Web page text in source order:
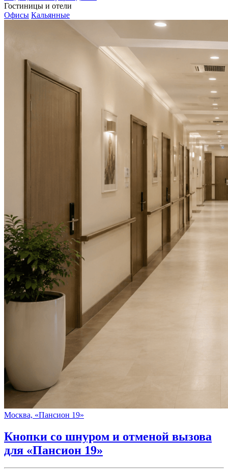
Гостиницы и отели
Офисы Кальянные
Москва, «Пансион 19»
Кнопки со шнуром и отменой вызова
для «Пансион 19»